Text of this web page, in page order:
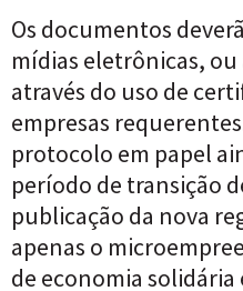
Os documentos
mídias eletrônicas,
através do uso de
empresas
protocolo em papel
período de transição
publicação da nova
apenas o
de economia